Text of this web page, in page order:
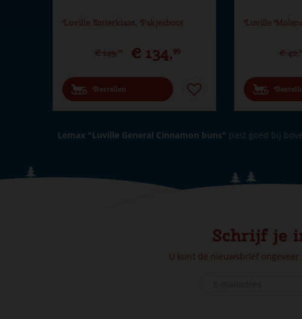
Luville Sinterklaas, Pakjesboot
€ 149,99 € 134,99
Bestellen
Luville
€ 42,
Lemax "Luville General Cinnamon buns" past goed bij
Schrijf je
U kunt de nieuwsbrief